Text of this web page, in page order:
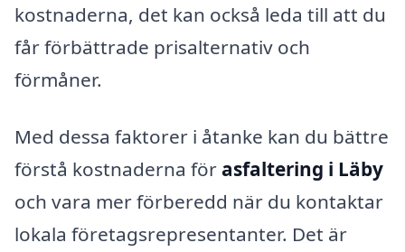
kostnaderna, det kan också leda till att du
får förbättrade prisalternativ och
förmåner.
Med dessa faktorer i åtanke kan du bättre
förstå kostnaderna för asfaltering i Läby
och vara mer förberedd när du kontaktar
lokala företagsrepresentanter. Det är